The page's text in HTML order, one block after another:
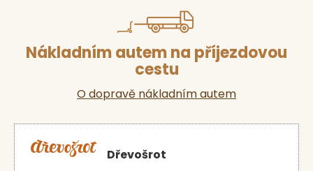
Nákladním autem na příjezdovou
cestu
O dopravě nákladním autem
Dřevošrot